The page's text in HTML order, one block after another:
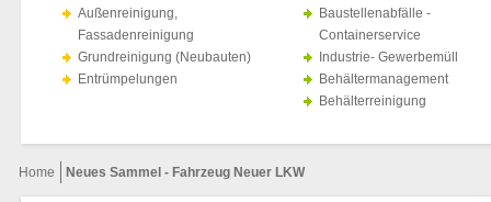
Home Neues Sammel - Fahrzeug Neuer LKW
Außenreinigung,
Fassadenreinigung
Grundreinigung (Neubauten)
Entrümpelungen
Baustellenabfälle -
Containerservice
Industrie- Gewerbemüll
Behältermanagement
Behälterreinigung